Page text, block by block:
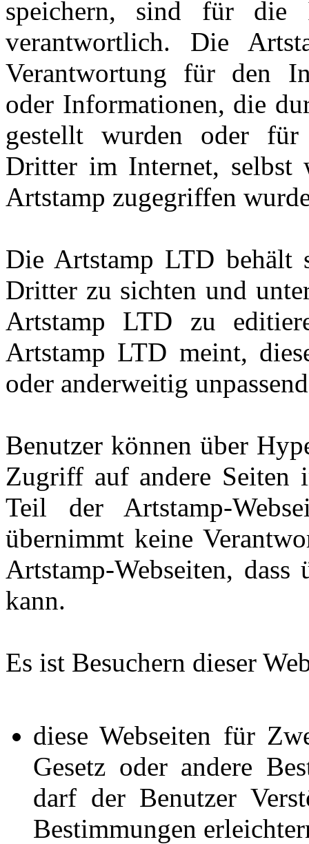
speichern, sind für die
verantwortlich. Die
Verantwortung für den
oder Informationen, die
gestellt wurden oder
Dritter im Internet, selbst
Artstamp zugegriffen
Die Artstamp LTD behält
Dritter zu sichten und
Artstamp LTD zu
Artstamp LTD meint,
oder anderweitig
Benutzer können über
Zugriff auf andere Seiten
Teil der Artstamp-
übernimmt keine
Artstamp-Webseiten,
kann.
Es ist Besuchern dieser
diese Webseiten für
Gesetz oder andere
darf der Benutzer
Bestimmungen